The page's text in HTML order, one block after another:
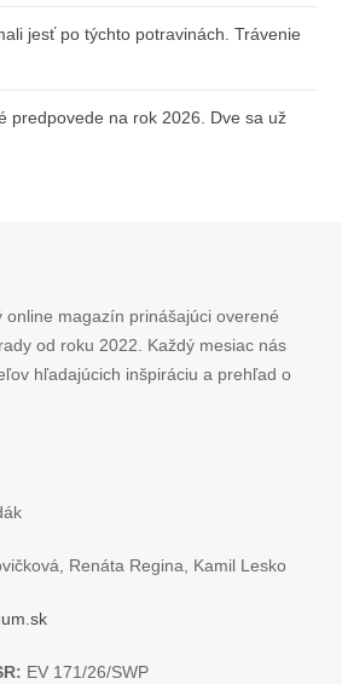
jesť po týchto potravinách. Trávenie
predpovede na rok 2026. Dve sa už
online magazín prinášajúci overené
od roku 2022. Každý mesiac nás
hľadajúcich inšpiráciu a prehľad o
Renáta Regina, Kamil Lesko
EV 171/26/SWP